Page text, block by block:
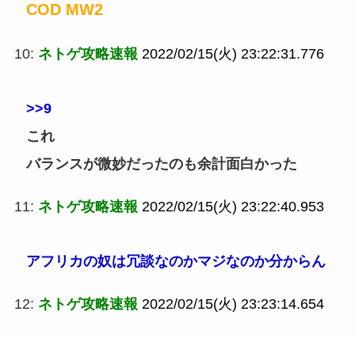
COD MW2
10: ネトゲ攻略速報 2022/02/15(火) 23:22:31.776
>>9
これ
バランスが微妙だったのも余計面白かった
11: ネトゲ攻略速報 2022/02/15(火) 23:22:40.953
アフリカの奴は冗談なのかマジなのか分からん
12: ネトゲ攻略速報 2022/02/15(火) 23:23:14.654